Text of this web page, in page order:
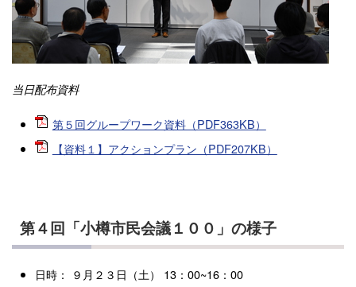
当日配布資料
第５回グループワーク資料（PDF363KB）
【資料１】アクションプラン（PDF207KB）
第４回「小樽市民会議１００」の様子
日時： ９月２３日（土） 13：00~16：00